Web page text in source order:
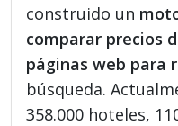
construido un
comparar precios
páginas web para
búsqueda.
358.000 hoteles,